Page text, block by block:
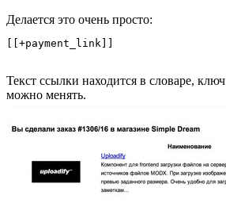
Делается это очень просто:
[[+payment_link]]
Текст ссылки находится в словаре, ключ
можно менять.